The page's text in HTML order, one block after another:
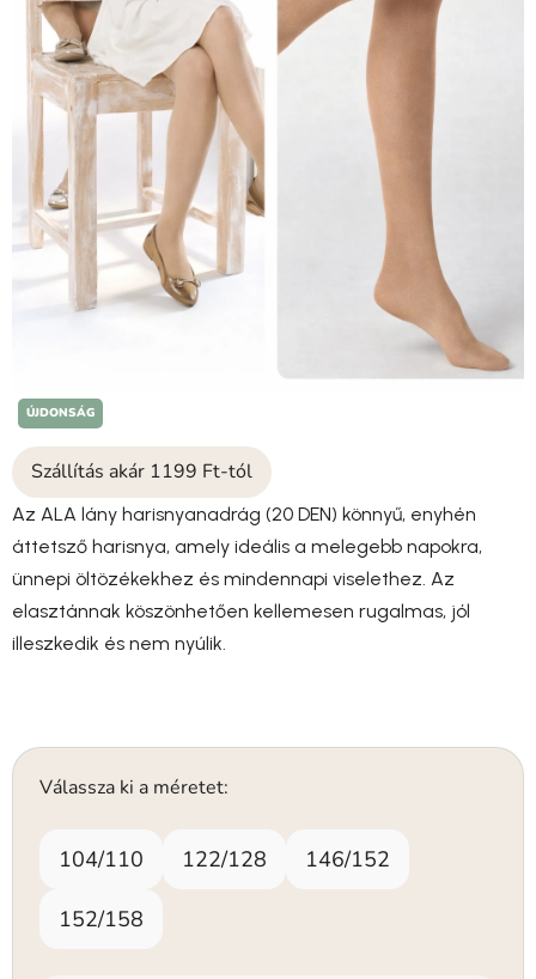
Szállítás akár 1199 Ft-tól
Az ALA lány harisnyanadrág (20 DEN) könnyű, enyhén
áttetsző harisnya, amely ideális a melegebb napokra,
ünnepi öltözékekhez és mindennapi viselethez. Az
elasztánnak köszönhetően kellemesen rugalmas, jól
illeszkedik és nem nyúlik.
Válassza ki a méretet:
104/110 122/128 146/152
152/158
ÚJDONSÁG